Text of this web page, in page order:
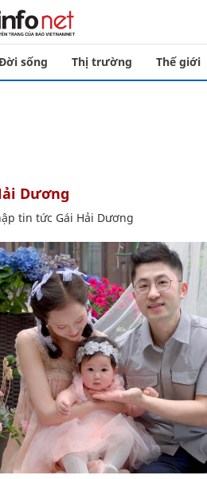
sống Thị trường Thế giới
Dương
tin tức Gái Hải Dương